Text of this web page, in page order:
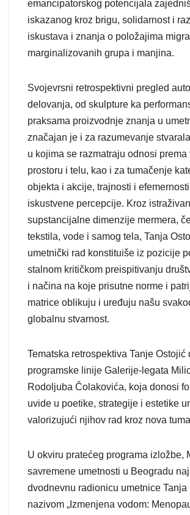
emancipatorskog potencijala
iskazanog kroz brigu, solidarnost i
iskustava i znanja o položajima
marginalizovanih grupa i manjina.
Svojevrsni retrospektivni pregled
delovanja, od skulpture ka
praksama proizvodnje znanja u
značajan je i za razumevanje
u kojima se razmatraju odnosi prema
prostoru i telu, kao i za tumačenje
objekta i akcije, trajnosti i
iskustvene percepcije. Kroz
supstancijalne dimenzije mermera,
tekstila, vode i samog tela, Tanja
umetnički rad konstituiše iz pozicije
stalnom kritičkom preispitivanju
i načina na koje prisutne norme i
matrice oblikuju i uređuju našu
globalnu stvarnost.
Tematska retrospektiva Tanje Ostojić
programske linije Galerije-legata
Rodoljuba Čolakovića, koja donosi
uvide u poetike, strategije i estetike
valorizujući njihov rad kroz nova
U okviru pratećeg programa izložbe,
savremene umetnosti u Beogradu
dvodnevnu radionicu umetnice Tanja
nazivom „Izmenjena vodom: